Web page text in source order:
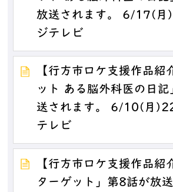
放送されます。 6/17(月
ジテレビ
【行方市ロケ支援作品紹
ット ある脳外科医の日
送されます。 6/10(月
テレビ
【行方市ロケ支援作品紹
ターゲット」第8話が放送